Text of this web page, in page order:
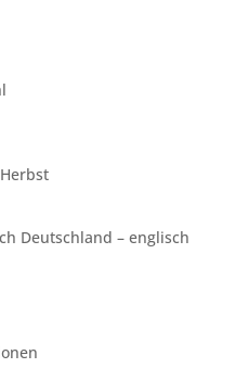
Deutschland – englisch